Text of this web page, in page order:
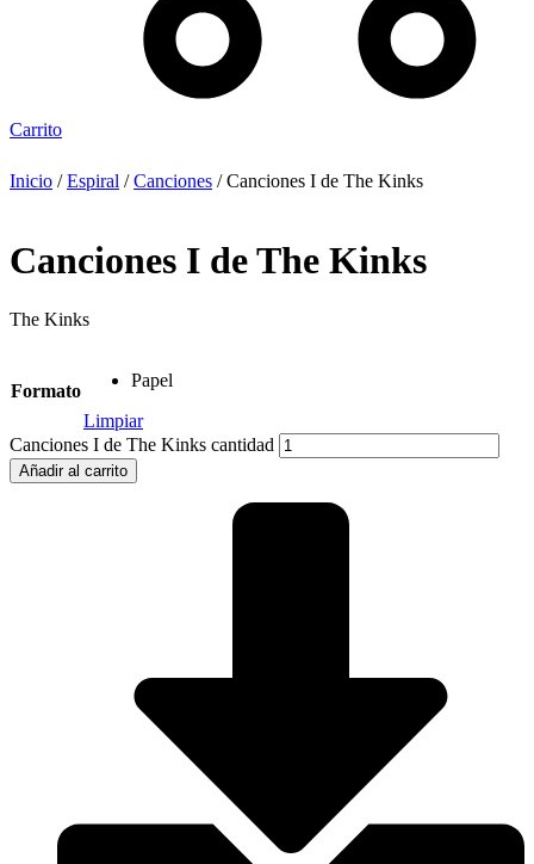
Carrito
Inicio /Espiral /Canciones / Canciones I de The Kinks
Canciones I de The Kinks
The Kinks
Formato
Papel
Limpiar
Canciones I de The Kinks cantidad
Añadir al carrito